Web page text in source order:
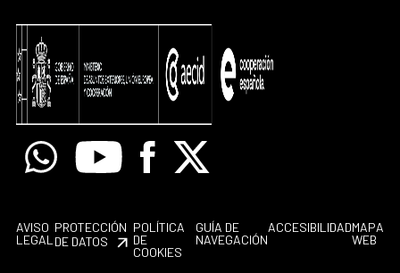
WhatsappYoutube Facebook
X
AVISO
LEGAL
PROTECCIÓN
DE DATOS
POLÍTICA
DE
COOKIES
GUÍA DE
NAVEGACIÓN
ACCESIBILIDADMAPA
WEB